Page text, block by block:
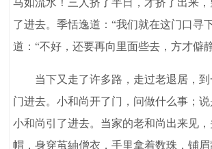
马如流水！三人挤了半日，才挤了出来
了进去。季恬逸道：“我们就在这门口寻
道：“不好，还要再向里面些去，方才僻
当下又走了许多路，走过老退居，到
门进去。小和尚开了门，问做什么事；说
小和尚引了进去。当家的老和尚出来见
帽，身穿茧紬僧衣，手里拿着数珠，铺